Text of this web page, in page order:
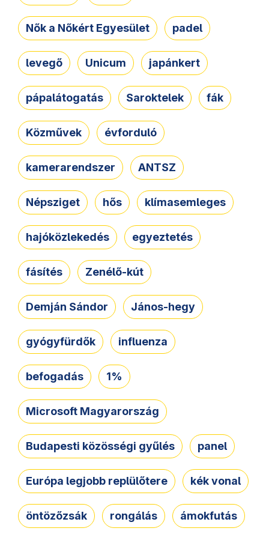
Nők a Nőkért Egyesület padel
levegő Unicum japánkert
pápalátogatás Saroktelek fák
Közművek évforduló
kamerarendszer ANTSZ
Népsziget hős klímasemleges
hajóközlekedés egyeztetés
fásítés Zenélő-kút
Demján Sándor János-hegy
gyógyfürdők influenza
befogadás 1%
Microsoft Magyarország
Budapesti közösségi gyűlés panel
Európa legjobb replülőtere kék vonal
öntözőzsák rongálás ámokfutás